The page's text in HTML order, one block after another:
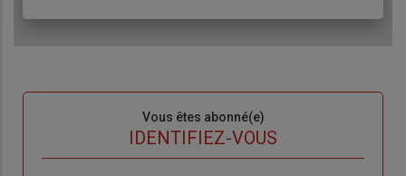
Vous êtes abonné(e)
IDENTIFIEZ-VOUS